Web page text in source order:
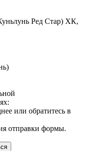
или обратитесь в
отправки формы.